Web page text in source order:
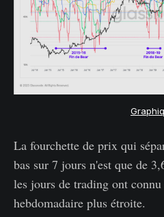
La fourchette de prix qui
bas sur 7 jours n'est que de
les jours de trading ont
hebdomadaire plus étroite.